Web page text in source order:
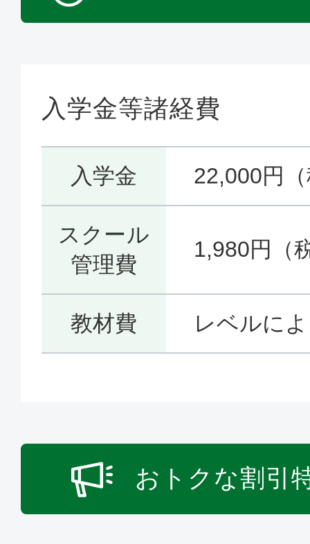
入学金等諸経費
入学金 22,000円
スクール
管理費
1,980円（
教材費 レベルに
おトクな割引